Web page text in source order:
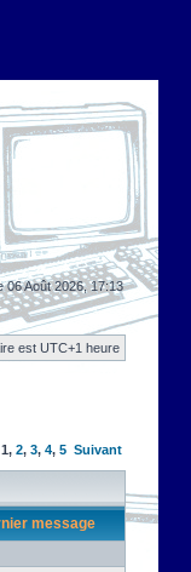
06 Août 2026, 17:13
est UTC+1 heure
1, 2, 3, 4, 5 Suivant
message